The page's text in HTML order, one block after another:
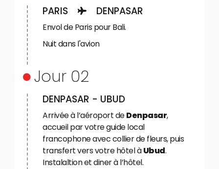
PARIS DENPASAR
Envol de Paris pour Bali.
Nuit dans l'avion
Jour 02
DENPASAR - UBUD
Arrivée à l’aéroport deDenpasar,
accueil par votre guide local
francophone avec collier de fleurs, puis
transfert vers votre hôtel àUbud.
Instalaltion et diner à l’hôtel.